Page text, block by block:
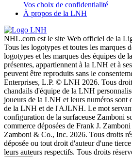
Vos choix de confidentialité
À propos de la LNH
NHL.com est le site Web officiel de la
Tous les logotypes et toutes les marques
logotypes et les marques des équipes de
présentes, appartiennent à la LNH et à
peuvent être reproduits sans le
Enterprises, L.P. © LNH 2026. Tous
chandails d'équipe de la LNH
joueurs de la LNH et leurs numéros sont
de la LNH et de l'AJLNH. Le mot
configuration de la surfaceuse Zamboni
commerce déposées de Frank J.
Zamboni & Co., Inc. 2026. Tous droits
déposée ou tout droit d'auteur d'une
leurs auteurs respectifs. Tous droits